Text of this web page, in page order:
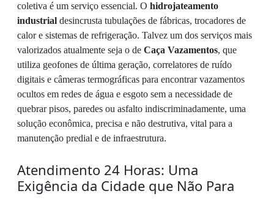
coletiva é um serviço essencial. O hidrojateamento
industrial desincrusta tubulações de fábricas, trocadores de
calor e sistemas de refrigeração. Talvez um dos serviços mais
valorizados atualmente seja o de Caça Vazamentos, que
utiliza geofones de última geração, correlatores de ruído
digitais e câmeras termográficas para encontrar vazamentos
ocultos em redes de água e esgoto sem a necessidade de
quebrar pisos, paredes ou asfalto indiscriminadamente, uma
solução econômica, precisa e não destrutiva, vital para a
manutenção predial e de infraestrutura.
Atendimento 24 Horas: Uma
Exigência da Cidade que Não Para